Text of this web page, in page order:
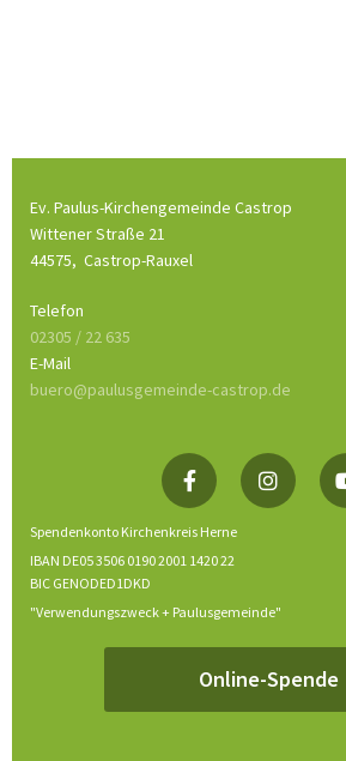
Ev. Paulus-Kirchengemeinde Castrop
Wittener Straße 21
44575, Castrop-Rauxel
Telefon
02305 / 22 635
E-Mail
buero@paulusgemeinde-castrop.de
Spendenkonto Kirchenkreis Herne
IBAN DE05 3506 0190 2001 1420 22
BIC GENODED1DKD
"Verwendungszweck + Paulusgemeinde"
Online-Spende